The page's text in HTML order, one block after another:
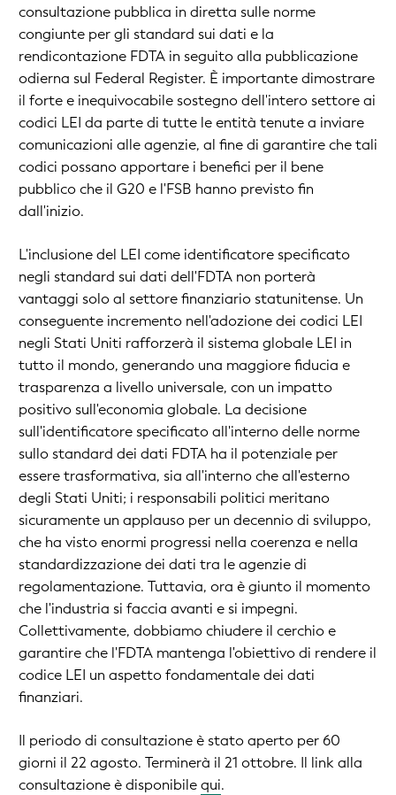
consultazione pubblica in diretta sulle norme
congiunte per gli standard sui dati e la
rendicontazione FDTA in seguito alla pubblicazione
odierna sul Federal Register. È importante dimostrare
il forte e inequivocabile sostegno dell'intero settore ai
codici LEI da parte di tutte le entità tenute a inviare
comunicazioni alle agenzie, al fine di garantire che tali
codici possano apportare i benefici per il bene
pubblico che il G20 e l'FSB hanno previsto fin
dall'inizio.
L'inclusione del LEI come identificatore specificato
negli standard sui dati dell'FDTA non porterà
vantaggi solo al settore finanziario statunitense. Un
conseguente incremento nell'adozione dei codici LEI
negli Stati Uniti rafforzerà il sistema globale LEI in
tutto il mondo, generando una maggiore fiducia e
trasparenza a livello universale, con un impatto
positivo sull'economia globale. La decisione
sull'identificatore specificato all'interno delle norme
sullo standard dei dati FDTA ha il potenziale per
essere trasformativa, sia all'interno che all'esterno
degli Stati Uniti; i responsabili politici meritano
sicuramente un applauso per un decennio di sviluppo,
che ha visto enormi progressi nella coerenza e nella
standardizzazione dei dati tra le agenzie di
regolamentazione. Tuttavia, ora è giunto il momento
che l'industria si faccia avanti e si impegni.
Collettivamente, dobbiamo chiudere il cerchio e
garantire che l'FDTA mantenga l'obiettivo di rendere il
codice LEI un aspetto fondamentale dei dati
finanziari.
Il periodo di consultazione è stato aperto per 60
giorni il 22 agosto. Terminerà il 21 ottobre. Il link alla
consultazione è disponibilequi.